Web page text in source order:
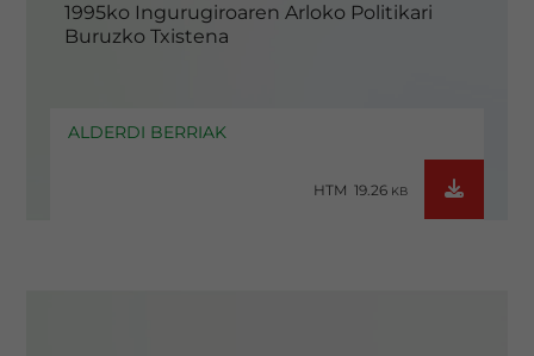
1995ko Ingurugiroaren Arloko Politikari
Buruzko Txistena
ALDERDI BERRIAK
HTM 19.26 KB